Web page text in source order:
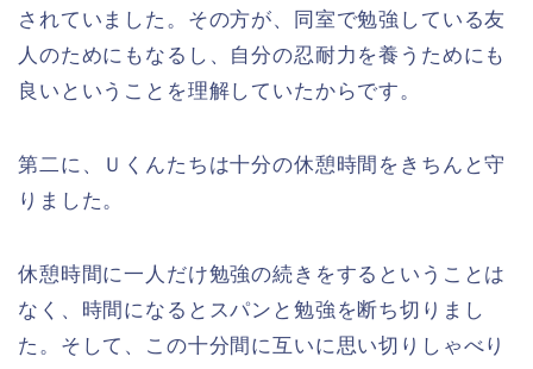
されていました。その方が、同室で勉強している友
人のためにもなるし、自分の忍耐力を養うためにも
良いということを理解していたからです。
第二に、Ｕくんたちは十分の休憩時間をきちんと守
りました。
休憩時間に一人だけ勉強の続きをするということは
なく、時間になるとスパンと勉強を断ち切りまし
た。そして、この十分間に互いに思い切りしゃべり